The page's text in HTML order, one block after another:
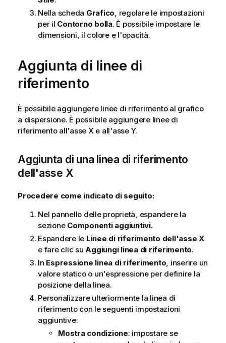
Nella scheda Grafico , regolare le impostazioni
per il Contorno bolla. È possibile impostare le
dimensioni, il colore e l'opacità.
Aggiunta di linee di
riferimento
È possibile aggiungere linee di riferimento al grafico
a dispersione. È possibile aggiungere linee di
riferimento all'asse X e all'asse Y.
Aggiunta di una linea di riferimento
dell'asse X
Procedere come indicato di seguito:
Nel pannello delle proprietà, espandere la
sezione Componenti aggiuntivi.
Espandere le Linee di riferimento dell'asse X
e fare clic suAggiungi linea di riferimento.
In Espressione linea di riferimento, inserire un
valore statico o un'espressione per definire la
posizione della linea.
Personalizzare ulteriormente la linea di
riferimento con le seguenti impostazioni
aggiuntive:
Mostra condizione: impostare se